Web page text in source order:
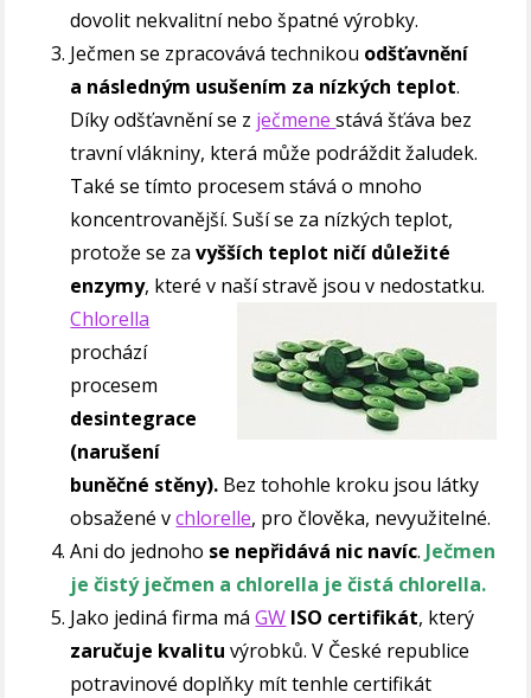
dovolit nekvalitní nebo špatné výrobky.
Ječmen se zpracovává technikou odšťavnění
a následným usušením za nízkých teplot.
Díky odšťavnění se z ječmenestává šťáva bez
travní vlákniny, která může podráždit žaludek.
Také se tímto procesem stává o mnoho
koncentrovanější. Suší se za nízkých teplot,
protože se zavyšších teplot ničí důležité
enzymy, které v naší stravě jsou v nedostatku.
Chlorella
prochází
procesem
desintegrace
(narušení
buněčné stěny). Bez tohohle kroku jsou látky
obsažené vchlorelle, pro člověka, nevyužitelné.
Ani do jednoho se nepřidává nic navíc. Ječmen
je čistý ječmen a chlorella je čistá chlorella.
Jako jediná firma máGW ISO certifikát, který
zaručuje kvalitu výrobků. V České republice
potravinové doplňky mít tenhle certifikát